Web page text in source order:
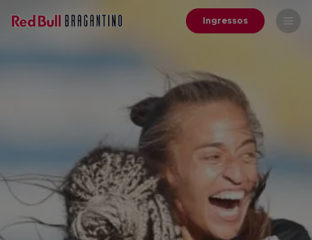
Ingressos